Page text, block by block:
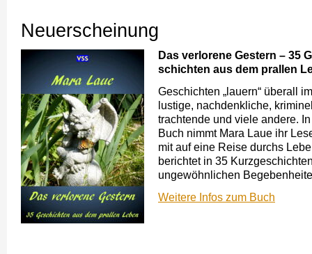
Neuerscheinung
Das verlorene Gestern – 35
schichten aus dem prallen
Geschichten „lauern“ überall
lustige, nachdenkliche,
trachtende und viele andere.
Buch nimmt Mara Laue ihr
mit auf eine Reise durchs
berichtet in 35
ungewöhnlichen
Weitere Infos zum Buch